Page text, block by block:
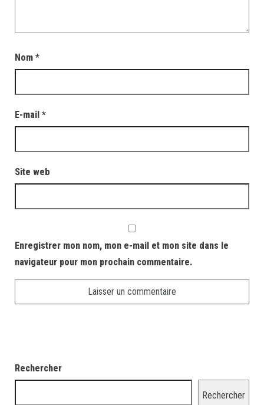
Nom *
E-mail *
Site web
Enregistrer mon nom, mon e-mail et mon site dans le
navigateur pour mon prochain commentaire.
Rechercher
Rechercher